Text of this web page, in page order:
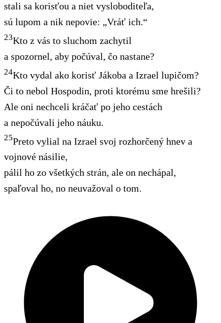
stali sa korisťou a niet vysloboditeľa,
sú lupom a nik nepovie: „Vráť ich.“
23Kto z vás to sluchom zachytil
a spozornel, aby počúval, čo nastane?
24Kto vydal ako korisť Jákoba a Izrael lupičom?
Či to nebol Hospodin, proti ktorému sme hrešili?
Ale oni nechceli kráčať po jeho cestách
a nepočúvali jeho náuku.
25Preto vylial na Izrael svoj rozhorčený hnev a
vojnové násilie,
pálil ho zo všetkých strán, ale on nechápal,
spaľoval ho, no neuvažoval o tom.